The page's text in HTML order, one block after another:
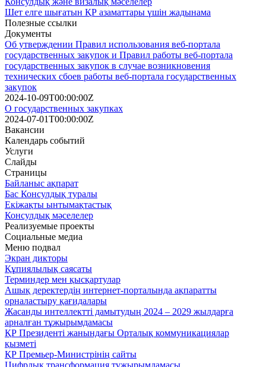
Шет елге шығатын ҚР азаматтары үшін жадынама
Полезные ссылки
Документы
Об утверждении Правил использования веб-портала
государственных закупок и Правил работы веб-портала
государственных закупок в случае возникновения
технических сбоев работы веб-портала государственных
закупок
2024-10-09T00:00:00Z
О государственных закупках
2024-07-01T00:00:00Z
Вакансии
Календарь событий
Услуги
Слайды
Страницы
Байланыс ақпарат
Бас Консулдық туралы
Екіжақты ынтымақтастық
Консулдық мәселелер
Реализуемые проекты
Социальные медиа
Меню подвал
Экран дикторы
Құпиялылық саясаты
Терминдер мен қысқартулар
Ашық деректердің интернет-порталында ақпаратты
орналастыру қағидалары
Жасанды интеллектті дамытудың 2024 – 2029 жылдарға
арналған тұжырымдамасы
ҚР Президенті жанындағы Орталық коммуникациялар
қызметі
ҚР Премьер-Министрінің сайты
Цифрлық трансформация тұжырымдамасы